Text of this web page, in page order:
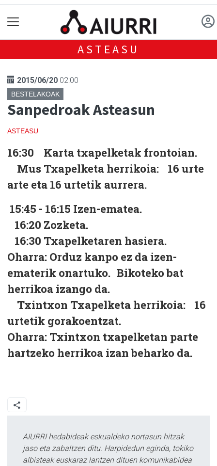
ASTEASU
2015/06/20 02:00
BESTELAKOAK
Sanpedroak Asteasun
ASTEASU
16:30 Karta txapelketak frontoian.
Mus Txapelketa herrikoia: 16 urte
arte eta 16 urtetik aurrera.
15:45 - 16:15 Izen-ematea.
16:20 Zozketa.
16:30 Txapelketaren hasiera.
Oharra: Orduz kanpo ez da izen-
ematerik onartuko. Bikoteko bat
herrikoa izango da.
Txintxon Txapelketa herrikoia: 16
urtetik gorakoentzat.
Oharra: Txintxon txapelketan parte
hartzeko herrikoa izan beharko da.
AIURRI hedabideak eskualdeko nortasun hitzak
jaso eta zabaltzen ditu. Harpidedun eginda, tokiko
albisteak euskaraz lantzen dituen komunikabidea